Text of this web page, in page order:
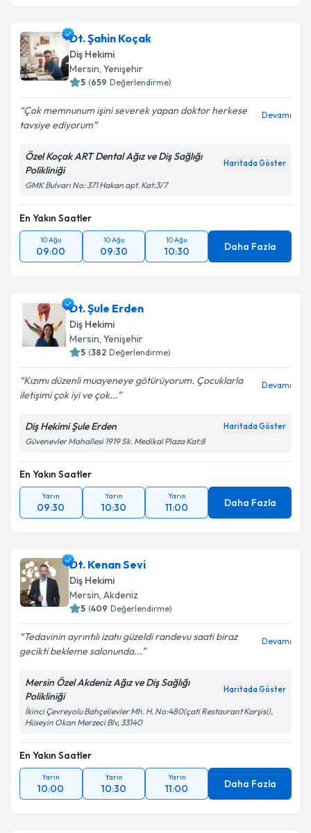
Dt. Şahin Koçak
Diş Hekimi
Mersin, Yenişehir
5 (659 Değerlendirme)
Çok memnunum işini severek yapan doktor herkese
tavsiye ediyorum
Devamı
Özel Koçak ART Dental Ağız ve Diş Sağlığı
Polikliniği
Haritada Göster
GMK Bulvarı No: 371 Hakan apt. Kat:3/7
En Yakın Saatler
10 Ağu
09:00
10 Ağu
09:30
10 Ağu
10:30 Daha Fazla
Dt. Şule Erden
Diş Hekimi
Mersin, Yenişehir
5 (382 Değerlendirme)
Kızımı düzenli muayeneye götürüyorum. Çocuklarla
iletişimi çok iyi ve çok...
Devamı
Diş Hekimi Şule Erden Haritada Göster
Güvenevler Mahallesi 1919 Sk. Medikal Plaza Kat:8
En Yakın Saatler
Yarın
09:30
Yarın
10:30
Yarın
11:00 Daha Fazla
Dt. Kenan Sevi
Diş Hekimi
Mersin, Akdeniz
5 (409 Değerlendirme)
Tedavinin ayrıntılı izahı güzeldi randevu saati biraz
gecikti bekleme salonunda...
Devamı
Mersin Özel Akdeniz Ağız ve Diş Sağlığı
Polikliniği
Haritada Göster
İkinci Çevreyolu Bahçelievler Mh. H. No:480(çati Restaurant Karşisi),
Hüseyin Okan Merzeci Blv, 33140
En Yakın Saatler
Yarın
10:00
Yarın
10:30
Yarın
11:00 Daha Fazla